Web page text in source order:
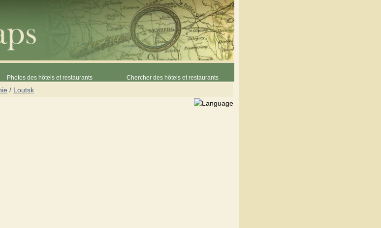
Photos des hôtels et restaurants Chercher des hôtels et restaurants
/ Loutsk